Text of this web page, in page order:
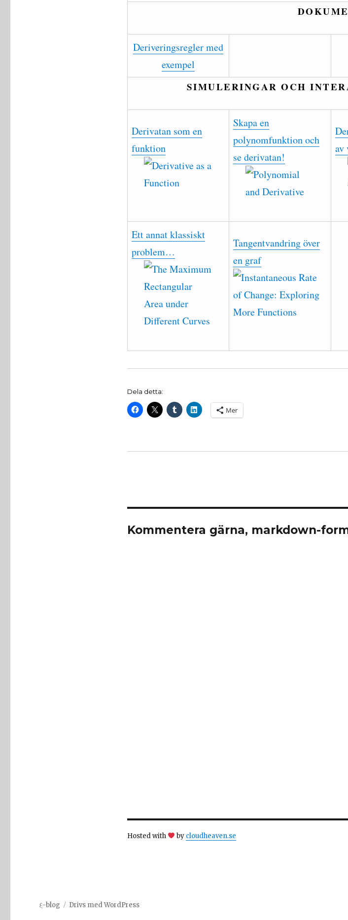
Deriveringsregler med
exempel
SIMULERINGAR OCH
Derivatan som en
funktion
Skapa en
polynomfunktion och
se derivatan!
av
Ett annat klassiskt
problem…
Tangentvandring över
en graf
Dela detta:
Mer
Kommentera gärna, markdown-
Hosted with by cloudheaven.se
ξ-blog Drivs med WordPress